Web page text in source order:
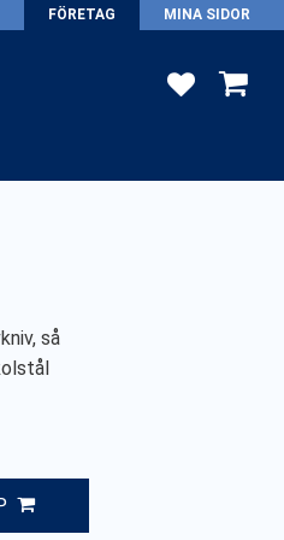
FÖRETAG MINA SIDOR
FAVORITER
så